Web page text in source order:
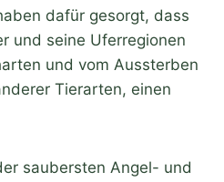
dafür gesorgt, dass
und seine Uferregionen
und vom Aussterben
Tierarten, einen
saubersten Angel- und